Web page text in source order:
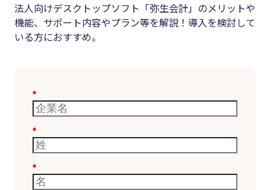
法人向けデスクトップソフト「弥生会計」のメリットや
機能、サポート内容やプラン等を解説！導入を検討して
いる方におすすめ。
*
*
*